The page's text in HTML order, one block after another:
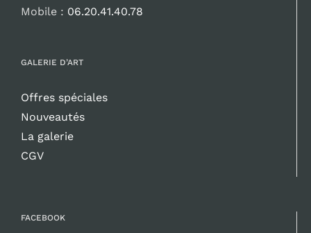
Mobile : 06.20.41.40.78
GALERIE D’ART
Offres spéciales
Nouveautés
La galerie
CGV
FACEBOOK